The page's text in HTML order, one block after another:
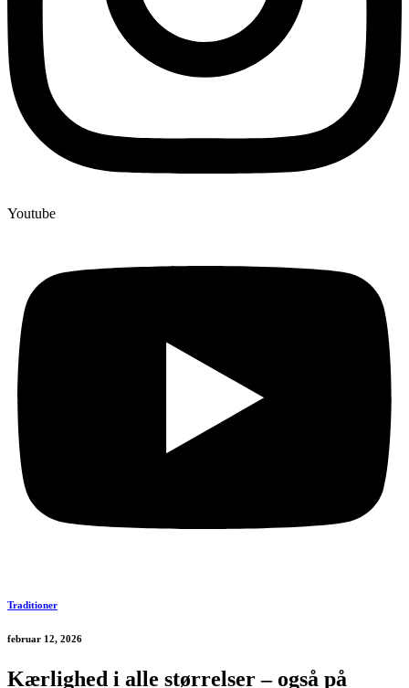
Youtube
Traditioner
februar 12, 2026
Kærlighed i alle størrelser – også på